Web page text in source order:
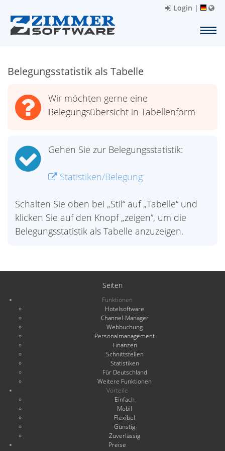
Login |
Belegungsstatistik als Tabelle
Wir möchten gerne eine
Belegungsübersicht in Tabellenform
Gehen Sie zur Belegungsstatistik:
Statistiken/Belegung
Schalten Sie oben bei „Stil“ auf „Tabelle“ und
klicken Sie auf den Knopf „zeigen“, um die
Belegungsstatistik als Tabelle anzuzeigen.
Seiten
Funktionen
Hotelsoftware
Channel-Manager
Webbuchung
Personalmanagement
Finanzen
Schnittstellen
Statistiken
Für Deutschland
Weitere Funktionen
Vorteile
Einfach
Mobil
Flexibel
Günstig
Zuverlässig
Preise